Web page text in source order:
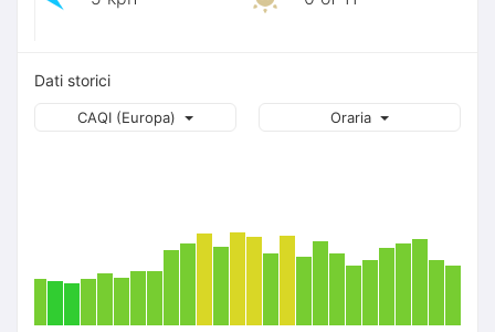
Dati storici
Oraria
CAQI (Europa)